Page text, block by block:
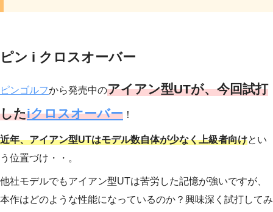
ピン i クロスオーバー
ピンゴルフから発売中のアイアン型UTが、今回試打
したiクロスオーバー ！
近年、アイアン型UTはモデル数自体が少なく上級者向けとい
う位置づけ・・。
他社モデルでもアイアン型UTは苦労した記憶が強いですが、
本作はどのような性能になっているのか？興味深く試打してみ